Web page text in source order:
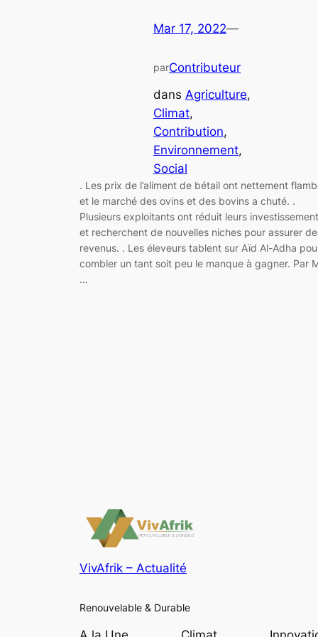
Mar 17, 2022—
parContributeur
dans Agriculture
Climat
Contribution
Environnement
Social
. Les prix de l’aliment de bétail ont nettement
et le marché des ovins et des bovins a chuté. .
Plusieurs exploitants ont réduit leurs
et recherchent de nouvelles niches pour assurer
revenus. . Les éleveurs tablent sur Aïd Al-Adha
combler un tant soit peu le manque à gagner. Par
…
VivAfrik – Actualité
Renouvelable & Durable